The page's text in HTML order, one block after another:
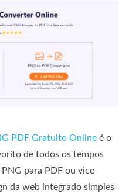
PDF Gratuito Online é o
de todos os tempos
para PDF ou vice-
da web integrado simples